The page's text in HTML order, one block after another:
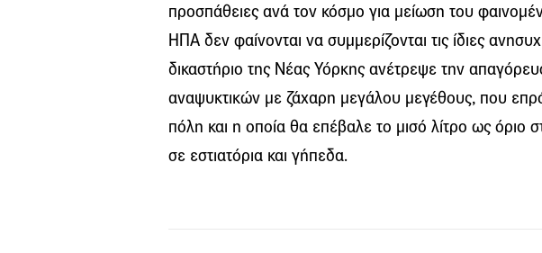
προσπάθειες ανά τον κόσμο για μείωση του
ΗΠΑ δεν φαίνονται να συμμερίζονται τις ίδιες
δικαστήριο της Νέας Υόρκης ανέτρεψε την
αναψυκτικών με ζάχαρη μεγάλου μεγέθους, που
πόλη και η οποία θα επέβαλε το μισό λίτρο ως όριο
σε εστιατόρια και γήπεδα.